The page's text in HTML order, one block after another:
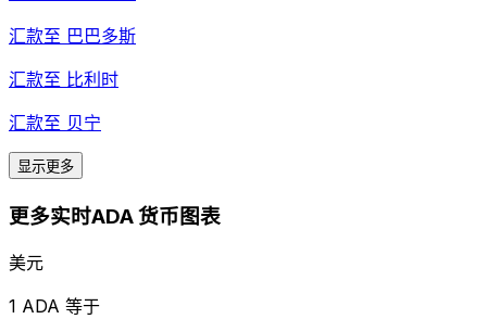
汇款至 巴巴多斯
汇款至 比利时
汇款至 贝宁
显示更多
更多实时ADA 货币图表
美元
1 ADA 等于